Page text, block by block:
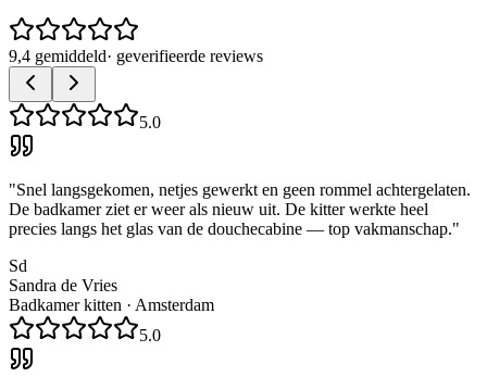
9,4 gemiddeld· geverifieerde reviews
5.0
"Snel langsgekomen, netjes gewerkt en geen rommel achtergelaten.
De badkamer ziet er weer als nieuw uit. De kitter werkte heel
precies langs het glas van de douchecabine — top vakmanschap."
Sd
Sandra de Vries
Badkamer kitten · Amsterdam
5.0